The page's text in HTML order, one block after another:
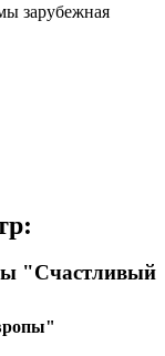
зарубежная
"Счастливый